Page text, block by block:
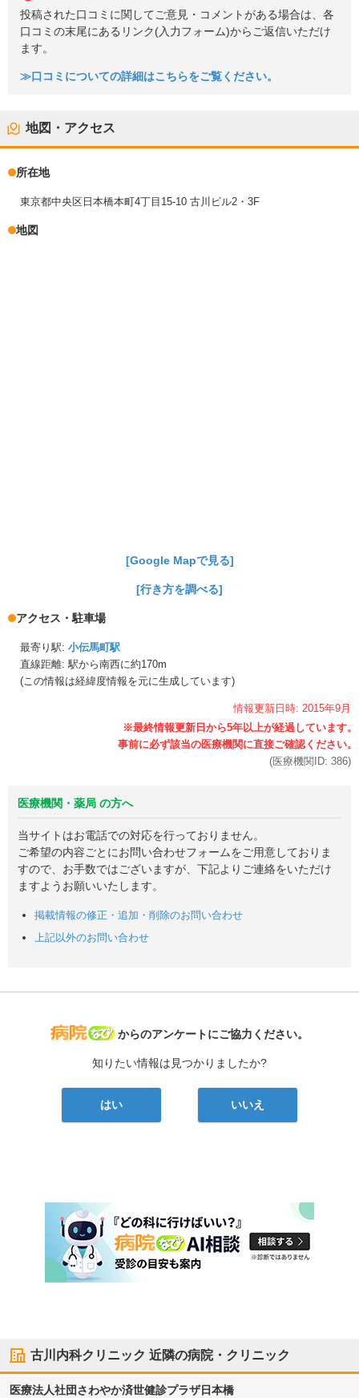
投稿された口コミに関してご意見・コメントがある場合は、各
口コミの末尾にあるリンク(入力フォーム)からご返信いただけ
ます。
≫口コミについての詳細はこちらをご覧ください。
地図・アクセス
所在地
東京都中央区日本橋本町4丁目15-10 古川ビル2・3F
地図
[Google Mapで見る]
[行き方を調べる]
アクセス・駐車場
最寄り駅: 小伝馬町駅
直線距離: 駅から南西に約170m
(この情報は経緯度情報を元に生成しています)
情報更新日時: 2015年9月
(医療機関ID: 386)
医療機関・薬局 の方へ
当サイトはお電話での対応を行っておりません。
ご希望の内容ごとにお問い合わせフォームをご用意しておりま
すので、お手数ではございますが、下記よりご連絡をいただけ
ますようお願いいたします。
掲載情報の修正・追加・削除のお問い合わせ
上記以外のお問い合わせ
病院なび
からのアンケートにご協力ください。
知りたい情報は見つかりましたか?
はい いいえ
古川内科クリニック 近隣の病院・クリニック
医療法人社団さわやか済世健診プラザ日本橋